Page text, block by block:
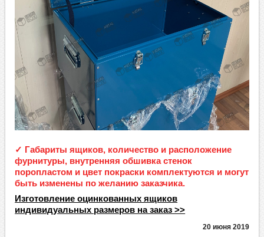
✓ Габариты ящиков, количество и расположение
фурнитуры, внутренняя обшивка стенок
поропластом и цвет покраски комплектуются и могут
быть изменены по желанию заказчика.
Изготовление оцинкованных ящиков
индивидуальных размеров на заказ >>
20 июня 2019